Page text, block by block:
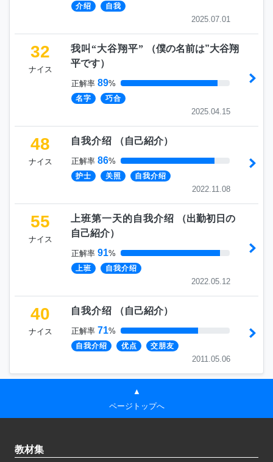
介绍 自我
2025.07.01
32
ナイス
我叫“大谷翔平” （僕の名前は”大谷翔
平です）
正解率 89%
名字 巧合
2025.04.15
48
ナイス
自我介绍 （自己紹介）
正解率 86%
护士 关照 自我介绍
2022.11.08
55
ナイス
上班第一天的自我介绍 （出勤初日の
自己紹介）
正解率 91%
上班 自我介绍
2022.05.12
40
ナイス
自我介绍 （自己紹介）
正解率 71%
自我介绍 优点 交朋友
2011.05.06
▲
ページトップへ
教材集